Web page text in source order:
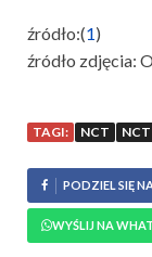
źródło:(1)
źródło zdjęcia:
TAGI: NCT
PODZIEL SIĘ
WYŚLIJ NA